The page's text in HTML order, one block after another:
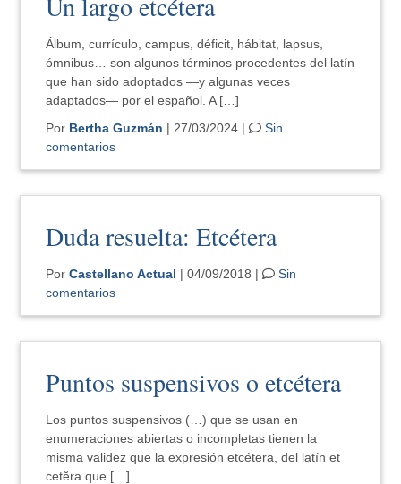
Álbum, currículo, campus, déficit, hábitat, lapsus,
ómnibus… son algunos términos procedentes del latín
que han sido adoptados ―y algunas veces
adaptados― por el español. A […]
Por Bertha Guzmán | 27/03/2024 |
Sin
comentarios
Duda resuelta: Etcétera
PorCastellano Actual | 04/09/2018 |
Sin
comentarios
Puntos suspensivos o etcétera
Los puntos suspensivos (…) que se usan en
enumeraciones abiertas o incompletas tienen la
misma validez que la expresión etcétera, del latín et
cetĕra que […]